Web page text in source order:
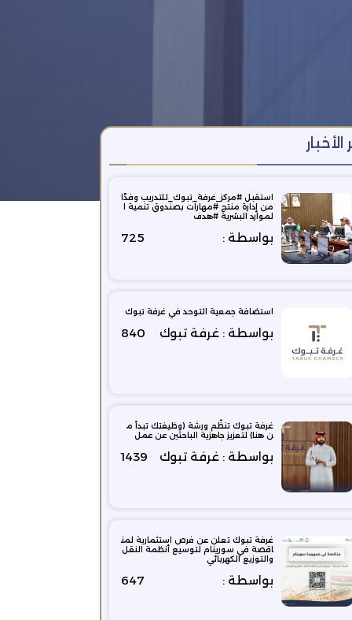
الأخبار
استقبل #مركز_غرفة_تبوك_للتدريب وفدًا
من إدارة منتج #مهارات بصندوق تنمية ا
لموارد البشرية #هدف
بواسطة : 725
استضافة جمعية التوحد في غرفة تبوك
بواسطة : غرفة تبوك 840
غرفة تبوك تنظّم ورشة (وظيفتك تبدأ م
ن هنا) لتعزيز جاهزية الباحثين عن عمل
بواسطة : غرفة تبوك 1439
غرفة تبوك تعلن عن فرص استثمارية لمن
اقصة في سورينام لتوسيع أنظمة النقل
والتوزيع الكهربائي
بواسطة : 647